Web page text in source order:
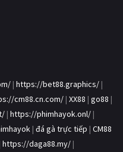
| https://bet88.graphics/ |
cm88.cn.com/ | XX88 | go88 |
| https://phimhayok.onl/ |
| đá gà trực tiếp | CM88
https://daga88.my/ |